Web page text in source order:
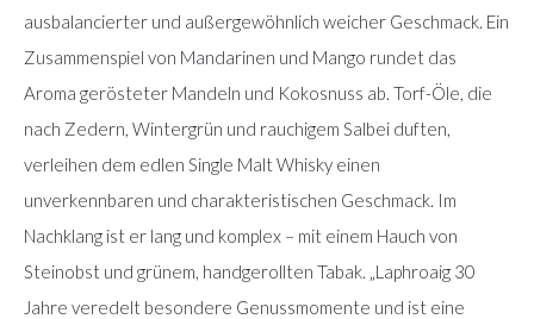
ausbalancierter und außergewöhnlich weicher Geschmack. Ein
Zusammenspiel von Mandarinen und Mango rundet das
Aroma gerösteter Mandeln und Kokosnuss ab. Torf-Öle, die
nach Zedern, Wintergrün und rauchigem Salbei duften,
verleihen dem edlen Single Malt Whisky einen
unverkennbaren und charakteristischen Geschmack. Im
Nachklang ist er lang und komplex – mit einem Hauch von
Steinobst und grünem, handgerollten Tabak. „Laphroaig 30
Jahre veredelt besondere Genussmomente und ist eine